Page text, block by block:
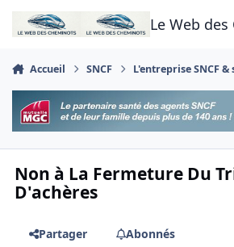
Aller au contenu
Le Web
Accueil SNCF L'entreprise SNCF
Non à La Fermeture Du
D'achères
Partager
Abonnés